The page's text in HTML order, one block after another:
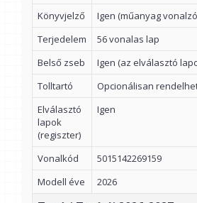
Könyvjelző
Igen (műanyag
Terjedelem
56 vonalas lap
Belső zseb
Igen (az elválasztó
Tolltartó
Opcionálisan
Elválasztó
lapok
(regiszter)
Igen
Vonalkód
5015142269159
Modell éve
2026